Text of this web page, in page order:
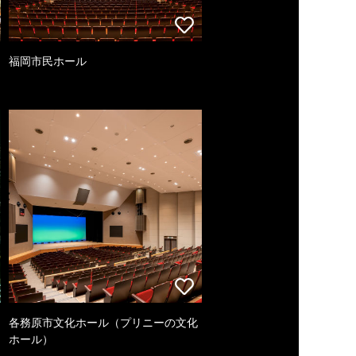
福岡市民ホール
各務原市文化ホール（プリニーの文化
ホール）